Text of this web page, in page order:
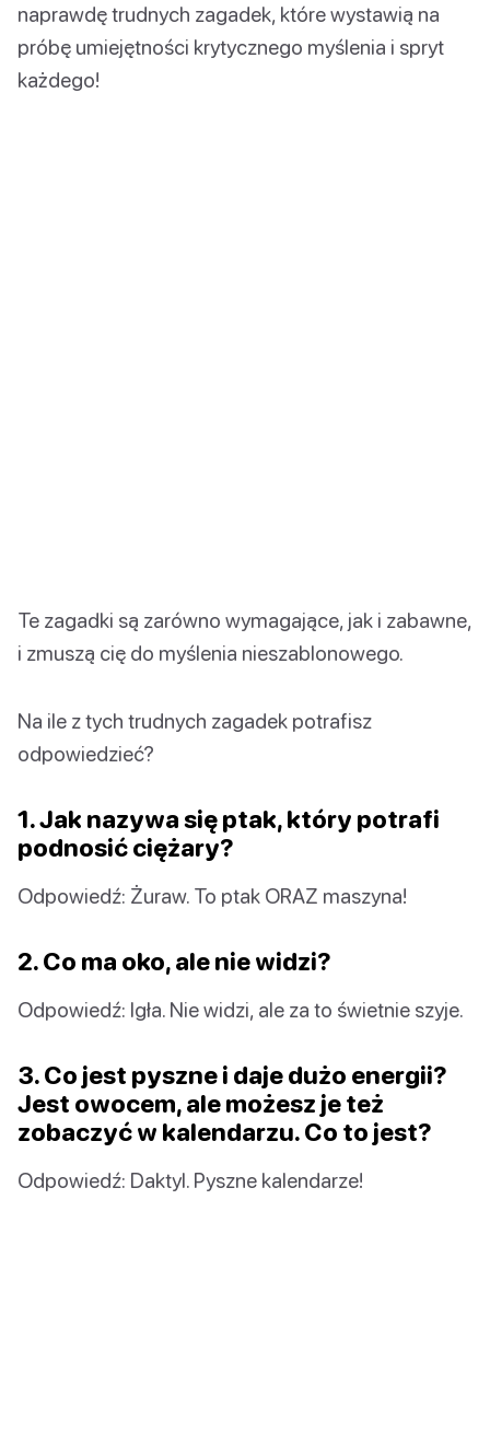
naprawdę trudnych zagadek, które wystawią na
próbę umiejętności krytycznego myślenia i spryt
każdego!
Te zagadki są zarówno wymagające, jak i zabawne,
i zmuszą cię do myślenia nieszablonowego.
Na ile z tych trudnych zagadek potrafisz
odpowiedzieć?
1. Jak nazywa się ptak, który potrafi
podnosić ciężary?
Odpowiedź: Żuraw. To ptak ORAZ maszyna!
2. Co ma oko, ale nie widzi?
Odpowiedź: Igła. Nie widzi, ale za to świetnie szyje.
3. Co jest pyszne i daje dużo energii?
Jest owocem, ale możesz je też
zobaczyć w kalendarzu. Co to jest?
Odpowiedź: Daktyl. Pyszne kalendarze!